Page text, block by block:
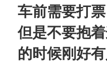
车前需要打
但是不要抱
的时候刚好